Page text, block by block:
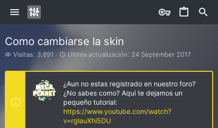
Como cambiarse la skin
V
s
a
s
Visitas: 3.891
Ú
t
i
m
a
a
c
t
Última actualización: 24 September 2017
¿Aun no estas registrado en nuestro foro?
¿No sabes como? Aquí te dejamos un
pequeño tutorial:
https://www.youtube.com/watch?
v=rglauXhi5DU